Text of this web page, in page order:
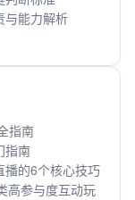
与能力解析
指南
指南
播的6个核心技巧
高参与度互动玩